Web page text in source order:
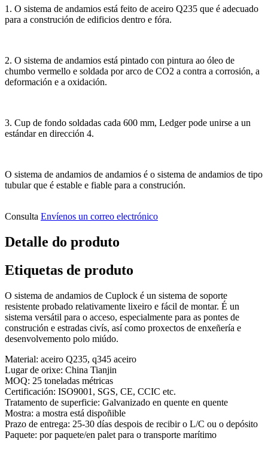
1. O sistema de andamios está feito de aceiro Q235 que é adecuado
para a construción de edificios dentro e fóra.
2. O sistema de andamios está pintado con pintura ao óleo de
chumbo vermello e soldada por arco de CO2 a contra a corrosión, a
deformación e a oxidación.
3. Cup de fondo soldadas cada 600 mm, Ledger pode unirse a un
estándar en dirección 4.
O sistema de andamios de andamios é o sistema de andamios de tipo
tubular que é estable e fiable para a construción.
Consulta Envíenos un correo electrónico
Detalle do produto
Etiquetas de produto
O sistema de andamios de Cuplock é un sistema de soporte
resistente probado relativamente lixeiro e fácil de montar. É un
sistema versátil para o acceso, especialmente para as pontes de
construción e estradas civís, así como proxectos de enxeñería e
desenvolvemento polo miúdo.
Material: aceiro Q235, q345 aceiro
Lugar de orixe: China Tianjin
MOQ: 25 toneladas métricas
Certificación: ISO9001, SGS, CE, CCIC etc.
Tratamento de superficie: Galvanizado en quente en quente
Mostra: a mostra está dispoñible
Prazo de entrega: 25-30 días despois de recibir o L/C ou o depósito
Paquete: por paquete/en palet para o transporte marítimo